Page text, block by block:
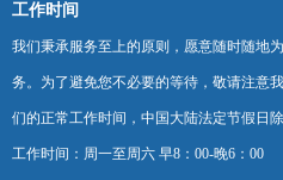
工作时间
我们秉承服务至上的原则，愿意随时随地
务。为了避免您不必要的等待，敬请注意
们的正常工作时间，中国大陆法定节假日除
工作时间：周一至周六 早8：00-晚6：00